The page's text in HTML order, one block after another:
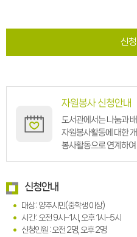
신
자원봉사 신청안내
도서관에서는 나눔과
자원봉사활동에 대한
봉사활동으로 연계하
신청안내
대상 : 양주시민(중학생 이상)
시간 : 오전 9시~1시, 오후 1시~5시
신청인원 : 오전 2명, 오후 2명